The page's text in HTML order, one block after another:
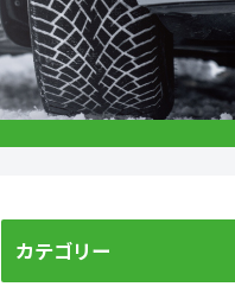
カテゴリー